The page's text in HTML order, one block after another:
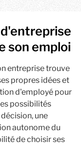
son emploi
entreprise trouve
propres idées et
d'employé pour
possibilités
une
autonome du
de choisir ses